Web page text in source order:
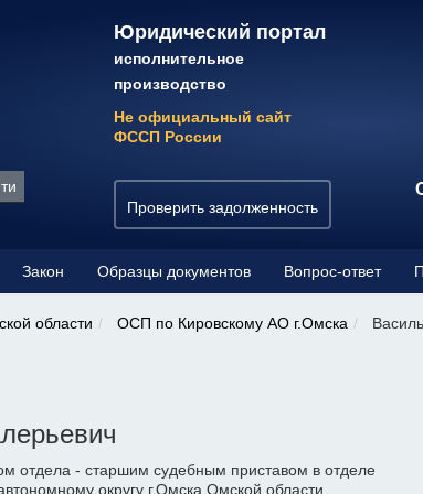
Юридический портал
исполнительное
производство
Не официальный сайт
ФССП России
Проверить задолженность
Закон Образцы документов Вопрос-ответ
области ОСП по Кировскому АО г.Омска
отдела - старшим судебным приставом в отделе
округу г.Омска Омской области